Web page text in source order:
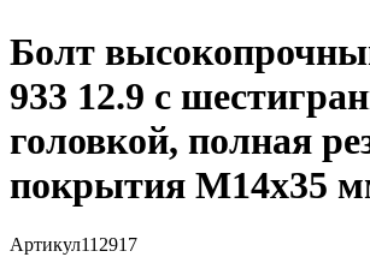
Болт
933 12.9 с
головкой, полная
покрытия M14x35
Артикул112917